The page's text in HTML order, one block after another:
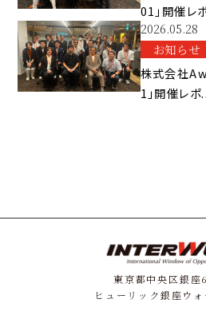
01」開催レ
2026.05.28
お知らせ
株式会社
1」開催レポ
東京都中央区銀
ヒューリック銀座ウ